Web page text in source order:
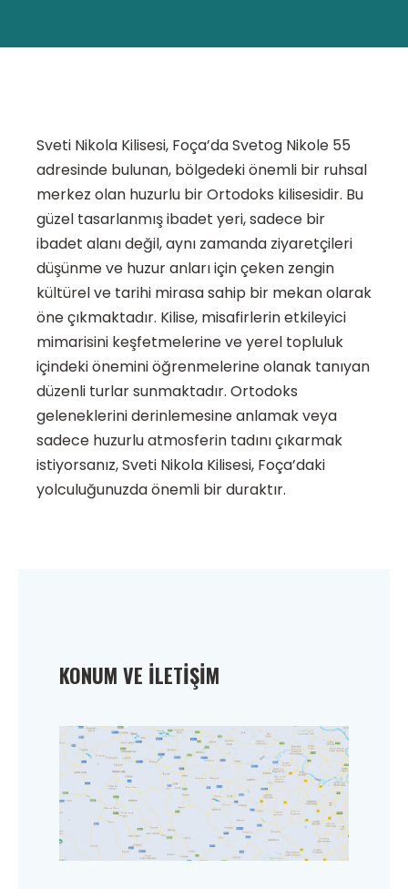
Sveti Nikola Kilisesi, Foça’da Svetog Nikole 55
adresinde bulunan, bölgedeki önemli bir ruhsal
merkez olan huzurlu bir Ortodoks kilisesidir. Bu
güzel tasarlanmış ibadet yeri, sadece bir
ibadet alanı değil, aynı zamanda ziyaretçileri
düşünme ve huzur anları için çeken zengin
kültürel ve tarihi mirasa sahip bir mekan olarak
öne çıkmaktadır. Kilise, misafirlerin etkileyici
mimarisini keşfetmelerine ve yerel topluluk
içindeki önemini öğrenmelerine olanak tanıyan
düzenli turlar sunmaktadır. Ortodoks
geleneklerini derinlemesine anlamak veya
sadece huzurlu atmosferin tadını çıkarmak
istiyorsanız, Sveti Nikola Kilisesi, Foça’daki
yolculuğunuzda önemli bir duraktır.
KONUM VE İLETIŞIM